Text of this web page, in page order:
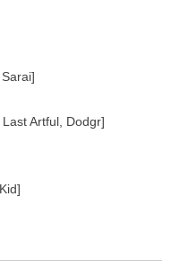
Artful, Dodgr]